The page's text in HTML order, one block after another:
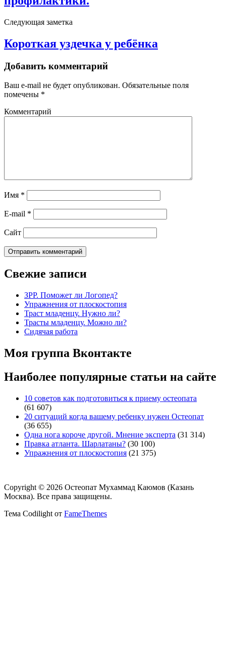
Следующая заметка
Короткая уздечка у ребёнка
Добавить комментарий
Ваш e-mail не будет опубликован. Обязательные поля
помечены *
Комментарий
Имя *
E-mail *
Сайт
Свежие записи
ЗРР. Поможет ли Логопед?
Упражнения от плоскостопия
Траст младенцу. Нужно ли?
Трасты младенцу. Можно ли?
Сидячая работа
Моя группа Вконтакте
Наиболее популярные статьи на сайте
10 советов как подготовиться к приему остеопата
(61 607)
20 ситуаций когда вашему ребенку нужен Остеопат
(36 655)
Одна нога короче другой. Мнение эксперта (31 314)
Правка атланта. Шарлатаны? (30 100)
Упражнения от плоскостопия (21 375)
Copyright © 2026 Остеопат Мухаммад Каюмов (Казань
Москва). Все права защищены.
Тема Codilight от FameThemes